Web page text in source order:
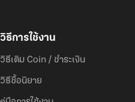
สดชื่น
วิธีการใช้งาน
วิธีเติม Coin / ชำระเงิน
วิธีซื้อนิยาย